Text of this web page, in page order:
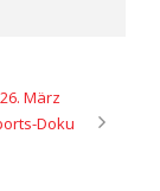
März
Doku